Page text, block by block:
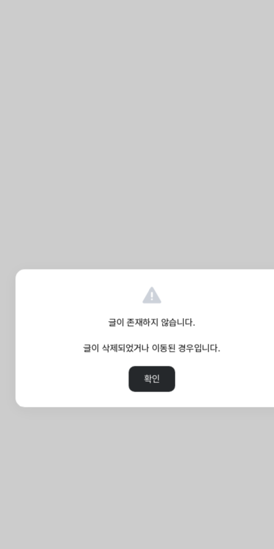
글이 존재하지 않습니다.
글이 삭제되었거나 이동된 경우입니다.
확인